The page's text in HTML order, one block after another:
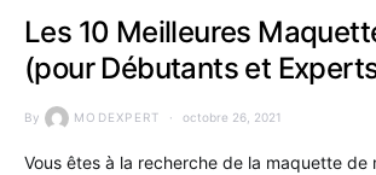
Les 10 Meilleures
(pour Débutants et
By MODEXPERT octobre 26, 2021
Vous êtes à la recherche de la maquette de